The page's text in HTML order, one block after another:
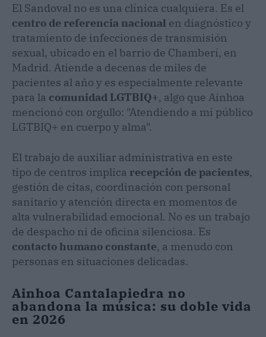
El Sandoval no es una clínica cualquiera. Es el
centro de referencia nacional en diagnóstico y
tratamiento de infecciones de transmisión
sexual, ubicado en el barrio de Chamberí, en
Madrid. Atiende a decenas de miles de
pacientes al año y es especialmente relevante
para la comunidad LGTBIQ+, algo que Ainhoa
mencionó con orgullo: "Atendiendo a mi público
LGTBIQ+ en cuerpo y alma".
El trabajo de auxiliar administrativa en este
tipo de centros implica recepción de pacientes,
gestión de citas, coordinación con personal
sanitario y atención directa en momentos de
alta vulnerabilidad emocional. No es un trabajo
de despacho ni de oficina silenciosa. Es
contacto humano constante, a menudo con
personas en situaciones delicadas.
Ainhoa Cantalapiedra no
abandona la música: su doble vida
en 2026